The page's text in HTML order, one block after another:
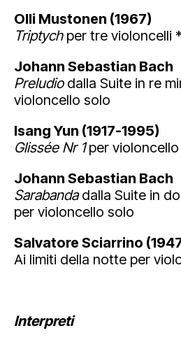
Olli Mustonen (1967)
Triptychper tre violoncelli
Johann Sebastian Bach
Preludiodalla Suite in re
violoncello solo
Isang Yun (1917-1995)
Glissée Nr 1per violoncello
Johann Sebastian Bach
Sarabandadalla Suite in do
per violoncello solo
Salvatore Sciarrino
Ai limiti della notte per
Interpreti